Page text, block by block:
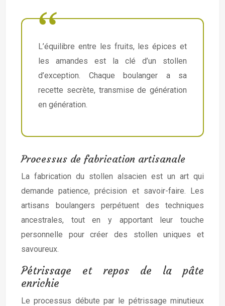
L’équilibre entre les fruits, les épices et
les amandes est la clé d’un stollen
d’exception. Chaque boulanger a sa
recette secrète, transmise de génération
en génération.
Processus de fabrication artisanale
La fabrication du stollen alsacien est un art qui
demande patience, précision et savoir-faire. Les
artisans boulangers perpétuent des techniques
ancestrales, tout en y apportant leur touche
personnelle pour créer des stollen uniques et
savoureux.
Pétrissage et repos de la pâte
enrichie
Le processus débute par le pétrissage minutieux